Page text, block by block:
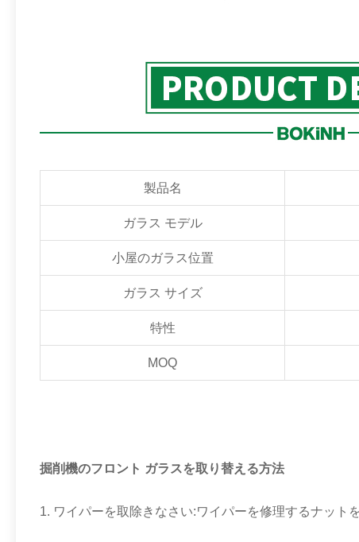
製品名
ガラス モデル
小屋のガラス位置
ガラス サイズ
特性
MOQ
掘削機のフロント ガラスを取り替える方法
1. ワイパーを取除きなさい:ワイパーを修理するナット